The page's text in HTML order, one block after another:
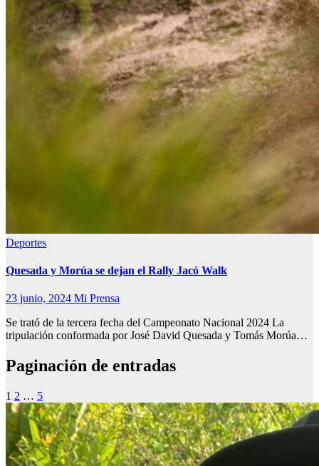
Deportes
Quesada y Morúa se dejan el Rally Jacó Walk
23 junio, 2024 Mi Prensa
Se trató de la tercera fecha del Campeonato Nacional 2024 La
tripulación conformada por José David Quesada y Tomás Morúa…
Paginación de entradas
1 2 … 5